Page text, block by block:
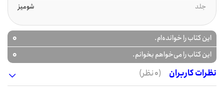
جلد
شومیز
این کتاب را خوانده‌ام. 0
این کتاب را می‌خواهم بخوانم.
0
نظرات کاربران
(0 نظر)